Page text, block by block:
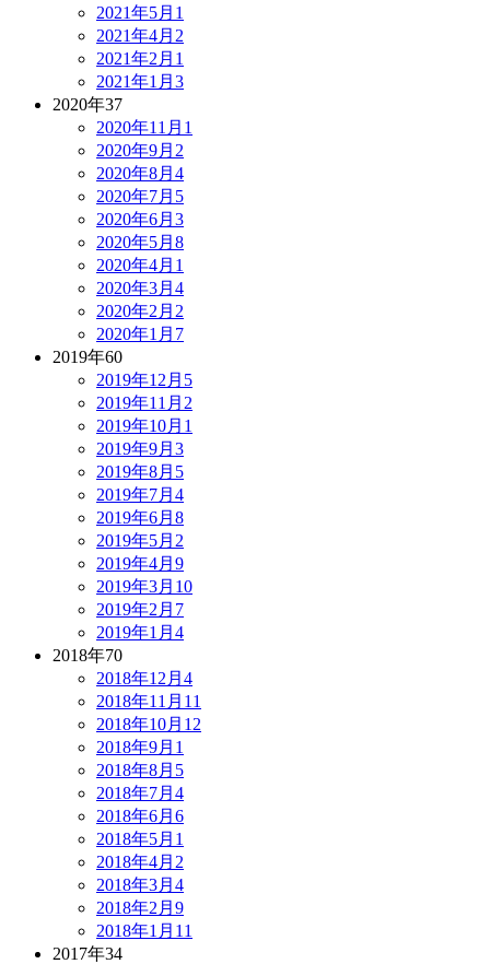
2021年5月 1
2021年4月 2
2021年2月 1
2021年1月 3
2020年37
2020年11月 1
2020年9月 2
2020年8月 4
2020年7月 5
2020年6月 3
2020年5月 8
2020年4月 1
2020年3月 4
2020年2月 2
2020年1月 7
2019年60
2019年12月 5
2019年11月 2
2019年10月 1
2019年9月 3
2019年8月 5
2019年7月 4
2019年6月 8
2019年5月 2
2019年4月 9
2019年3月 10
2019年2月 7
2019年1月 4
2018年70
2018年12月 4
2018年11月 11
2018年10月 12
2018年9月 1
2018年8月 5
2018年7月 4
2018年6月 6
2018年5月 1
2018年4月 2
2018年3月 4
2018年2月 9
2018年1月 11
2017年34